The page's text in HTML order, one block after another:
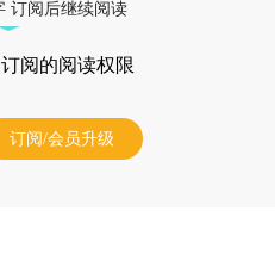
订阅后继续阅读
阅的阅读权限
订阅/会员升级